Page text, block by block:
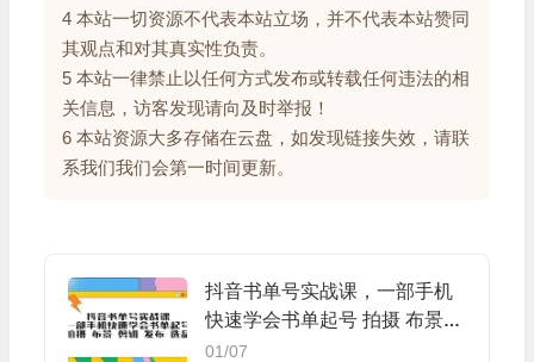
4 本站一切资源不代表本站立场，并不代表本站赞同
其观点和对其真实性负责。
5 本站一律禁止以任何方式发布或转载任何违法的相
关信息，访客发现请向及时举报！
6 本站资源大多存储在云盘，如发现链接失效，请联
系我们我们会第一时间更新。
抖音书单号实战课，一部手机
快速学会书单起号 拍摄 布景
剪辑 发布 选品
01/07